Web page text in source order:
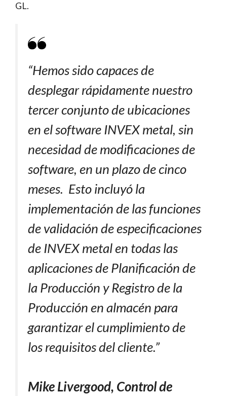
GL.
“Hemos sido capaces de
desplegar rápidamente nuestro
tercer conjunto de ubicaciones
en el software INVEX metal, sin
necesidad de modificaciones de
software, en un plazo de cinco
meses. Esto incluyó la
implementación de las funciones
de validación de especificaciones
de INVEX metal en todas las
aplicaciones de Planificación de
la Producción y Registro de la
Producción en almacén para
garantizar el cumplimiento de
los requisitos del cliente.”
Mike Livergood, Control de